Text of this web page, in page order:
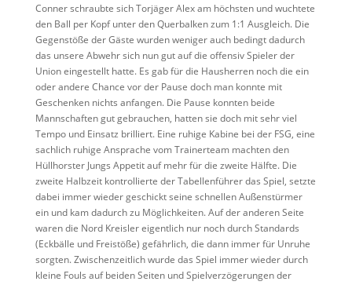
Conner schraubte sich Torjäger Alex am höchsten und wuchtete
den Ball per Kopf unter den Querbalken zum 1:1 Ausgleich. Die
Gegenstöße der Gäste wurden weniger auch bedingt dadurch
das unsere Abwehr sich nun gut auf die offensiv Spieler der
Union eingestellt hatte. Es gab für die Hausherren noch die ein
oder andere Chance vor der Pause doch man konnte mit
Geschenken nichts anfangen. Die Pause konnten beide
Mannschaften gut gebrauchen, hatten sie doch mit sehr viel
Tempo und Einsatz brilliert. Eine ruhige Kabine bei der FSG, eine
sachlich ruhige Ansprache vom Trainerteam machten den
Hüllhorster Jungs Appetit auf mehr für die zweite Hälfte. Die
zweite Halbzeit kontrollierte der Tabellenführer das Spiel, setzte
dabei immer wieder geschickt seine schnellen Außenstürmer
ein und kam dadurch zu Möglichkeiten. Auf der anderen Seite
waren die Nord Kreisler eigentlich nur noch durch Standards
(Eckbälle und Freistöße) gefährlich, die dann immer für Unruhe
sorgten. Zwischenzeitlich wurde das Spiel immer wieder durch
kleine Fouls auf beiden Seiten und Spielverzögerungen der